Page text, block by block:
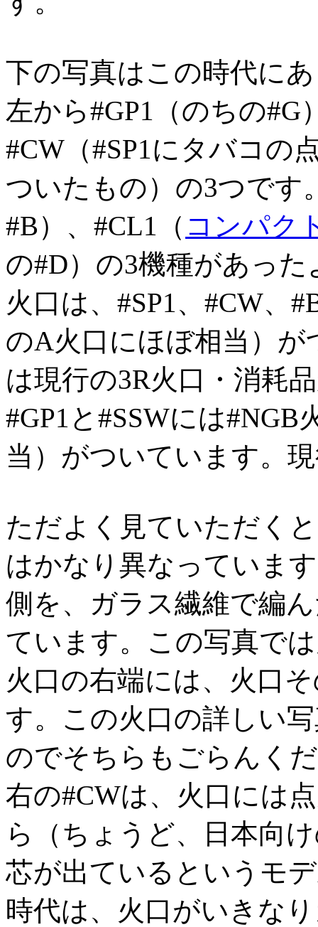
下の写真はこの時代に
左から#GP1（のちの#G
#CW（#SP1にタバコの
ついたもの）の3つです
#B）、#CL1（ コンパク
の#D）の3機種があった
火口は、#SP1、#CW、
のA火口にほぼ相当）
は現行の3R火口・消耗
#GP1と#SSWには
当）がついています。
ただよく見ていただく
はかなり異なっていま
側を、ガラス繊維で編
ています。この写真で
火口の右端には、火口
す。この火口の詳しい
のでそちらもごらんく
右の#CWは、火口には
ら（ちょうど、日本向
芯が出ているというモ
時代は、火口がいきな